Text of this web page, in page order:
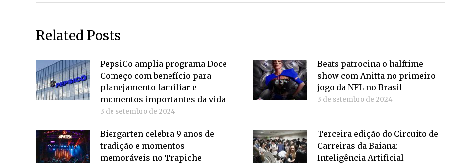
Related Posts
PepsiCo amplia programa Doce
Começo com benefício para
planejamento familiar e
momentos importantes da vida
3 de setembro de 2024
Beats patrocina o halftime
show com Anitta no primeiro
jogo da NFL no Brasil
3 de setembro de 2024
Biergarten celebra 9 anos de
tradição e momentos
memoráveis no Trapiche
Terceira edição do Circuito de
Carreiras da Baiana:
Inteligência Artificial